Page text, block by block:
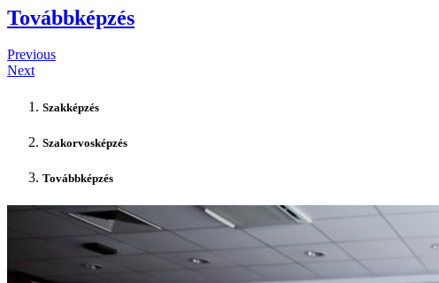
Továbbképzés
Previous
Next
Szakképzés
Szakorvosképzés
Továbbképzés